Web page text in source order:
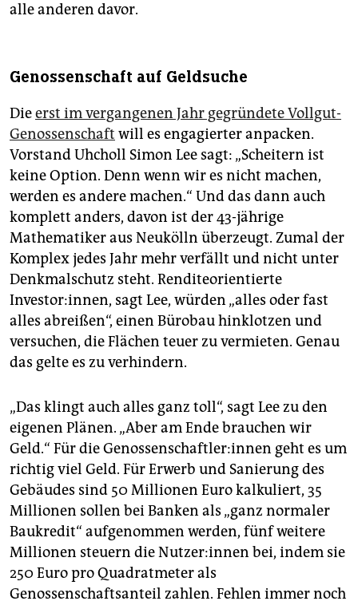
alle anderen davor.
Genossenschaft auf Geldsuche
Dieerst im vergangenen Jahr gegründete Vollgut-
Genossenschaft will es engagierter anpacken.
Vorstand Uhcholl Simon Lee sagt: „Scheitern ist
keine Option. Denn wenn wir es nicht machen,
werden es andere machen.“ Und das dann auch
komplett anders, davon ist der 43-jährige
Mathematiker aus Neukölln überzeugt. Zumal der
Komplex jedes Jahr mehr verfällt und nicht unter
Denkmalschutz steht. Renditeorientierte
Investor:innen, sagt Lee, würden „alles oder fast
alles abreißen“, einen Bürobau hinklotzen und
versuchen, die Flächen teuer zu vermieten. Genau
das gelte es zu verhindern.
„Das klingt auch alles ganz toll“, sagt Lee zu den
eigenen Plänen. „Aber am Ende brauchen wir
Geld.“ Für die Ge­nos­sen­schaft­le­r:in­nen geht es um
richtig viel Geld. Für Erwerb und Sanierung des
Gebäudes sind 50 Millionen Euro kalkuliert, 35
Millionen sollen bei Banken als „ganz normaler
Baukredit“ aufgenommen werden, fünf weitere
Millionen steuern die Nut­ze­r:in­nen bei, indem sie
250 Euro pro Quadratmeter als
Genossenschaftsanteil zahlen. Fehlen immer noch